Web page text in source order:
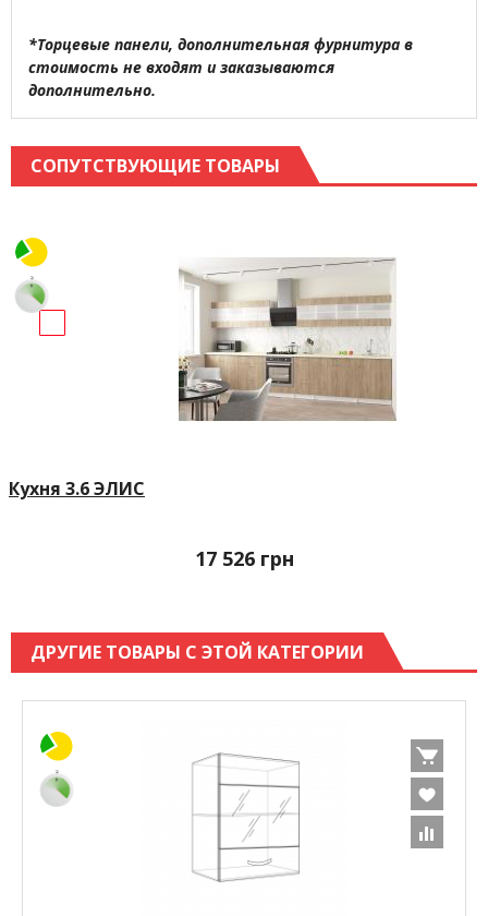
*Торцевые панели, дополнительная фурнитура в
стоимость не входят и заказываются
дополнительно.
СОПУТСТВУЮЩИЕ ТОВАРЫ
Кухня 3.6 ЭЛИС
17 526 грн
ДРУГИЕ ТОВАРЫ С ЭТОЙ КАТЕГОРИИ